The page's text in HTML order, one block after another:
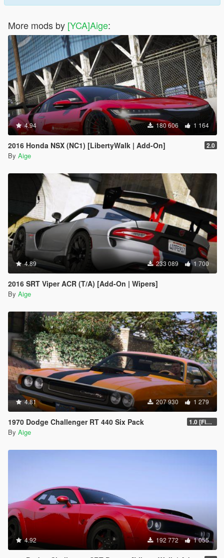
More mods by [YCA]Aige:
4.94 180 606 1 164
2016 Honda NSX (NC1) [LibertyWalk | Add-On] 2.0
By Aige
4.89 233 089 1 700
2016 SRT Viper ACR (T/A) [Add-On | Wipers]
By Aige
4.81 207 930 1 279
1970 Dodge Challenger RT 440 Six Pack 1.0 [Final]
By Aige
4.92 192 772 1 055